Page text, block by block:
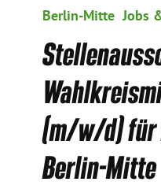
ausschreibung:
mitarbeiter*in
(m/w/d)
mein
Berlin-
Mitte
Berlin-Mitte Jobs
(m/w/d) für
Berlin-Mitte